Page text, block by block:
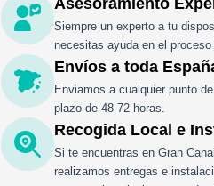
Asesoramiento
Siempre un experto a tu
necesitas ayuda en el
Envíos a toda
Enviamos a cualquier punto
plazo de 48-72 horas.
Recogida Local e
Si te encuentras en Gran
realizamos entregas e